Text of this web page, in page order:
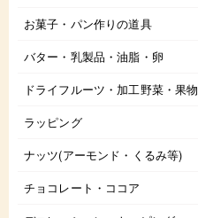
お菓子・パン作りの道具
バター・乳製品・油脂・卵
ドライフルーツ・加工野菜・果物
ラッピング
ナッツ(アーモンド・くるみ等)
チョコレート・ココア